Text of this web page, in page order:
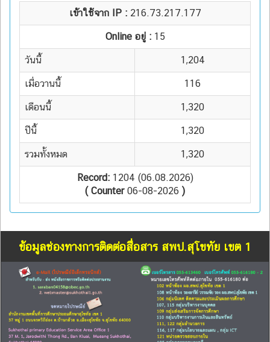
เข้าใช้จาก IP : 216.73.217.177
Online อยู่ : 15
วันนี้ 1,204
เมื่อวานนี้ 116
เดือนนี้ 1,320
ปีนี้ 1,320
รวมทั้งหมด 1,320
Record:1204 (06.08.2026)
( Counter06-08-2026 )
ข้อมูลช่องทางการติดต่อสื่อสาร สพป.สุโขทัย เขต 1